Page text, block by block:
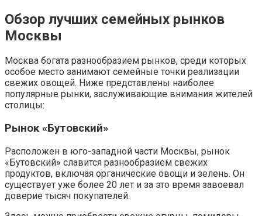
Обзор лучших семейных рынков
Москвы
Москва богата разнообразием рынков, среди которых
особое место занимают семейные точки реализации
свежих овощей. Ниже представлены наиболее
популярные рынки, заслуживающие внимания жителей
столицы:
Рынок «Бутовский»
Расположен в юго-западной части Москвы, рынок
«Бутовский» славится разнообразием свежих
продуктов, включая органические овощи и зелень. Он
существует уже более 20 лет и за это время завоевал
доверие тысяч покупателей.